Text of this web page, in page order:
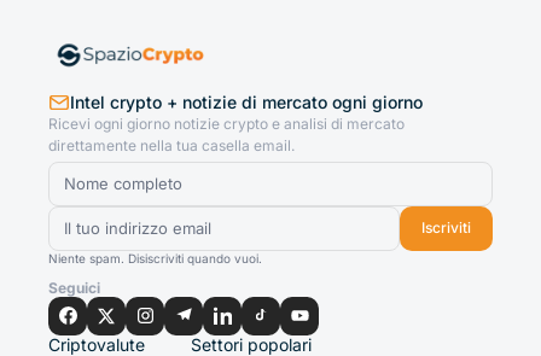
Intel crypto + notizie di mercato ogni giorno
Ricevi ogni giorno notizie crypto e analisi di mercato
direttamente nella tua casella email.
Iscriviti
Niente spam. Disiscriviti quando vuoi.
Seguici
Criptovalute Settori popolari